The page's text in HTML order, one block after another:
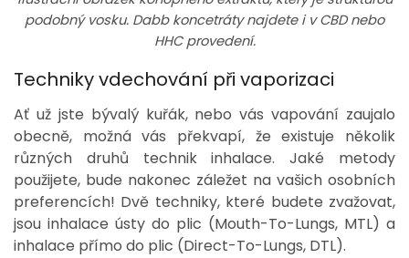
podobný vosku. Dabb koncetráty najdete i v CBD nebo
HHC provedení.
Techniky vdechování při vaporizaci
Ať už jste bývalý kuřák, nebo vás vapování zaujalo
obecně, možná vás překvapí, že existuje několik
různých druhů technik inhalace. Jaké metody
použijete, bude nakonec záležet na vašich osobních
preferencích! Dvě techniky, které budete zvažovat,
jsou inhalace ústy do plic (Mouth-To-Lungs, MTL) a
inhalace přímo do plic (Direct-To-Lungs, DTL).